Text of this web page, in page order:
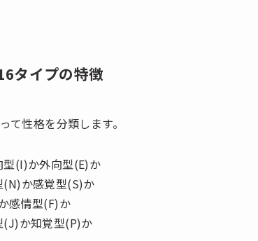
タイプの特徴
て性格を分類します。
型(I)か外向型(E)か
(N)か感覚型(S)か
感情型(F)か
(J)か知覚型(P)か